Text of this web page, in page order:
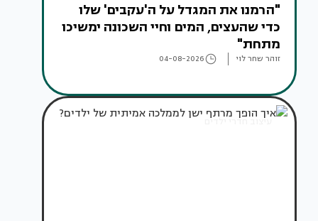
"הרמנו את המגדל על ה'עקבים' שלו
כדי שהעצים, המים וחיי השכונה ימשיכו
מתחת"
זוהר שחר לוי 04-08-2026
עיצוב חדרי ילדים